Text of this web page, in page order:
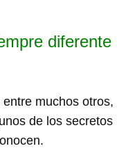
diferente
muchos otros,
de los secretos